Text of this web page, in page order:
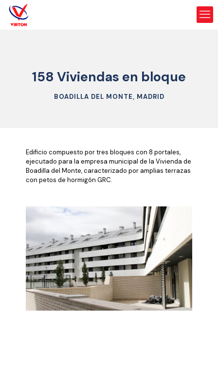
158 Viviendas en bloque
BOADILLA DEL MONTE, MADRID
Edificio compuesto por tres bloques con 8 portales,
ejecutado para la empresa municipal de la Vivienda de
Boadilla del Monte, caracterizado por amplias terrazas
con petos de hormigón GRC.